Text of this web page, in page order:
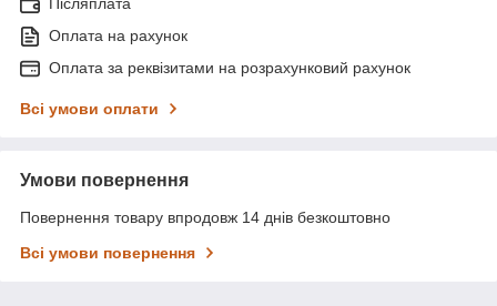
Післяплата
Оплата на рахунок
Оплата за реквізитами на розрахунковий рахунок
Всі умови оплати
Умови повернення
Повернення товару впродовж 14 днів безкоштовно
Всі умови повернення